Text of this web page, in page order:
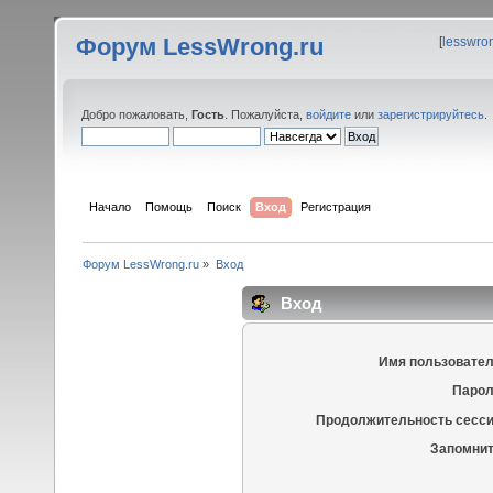
Форум LessWrong.ru [
Добро пожаловать, Гость . Пожалуйста, войдите или зарегистрируйтесь
Начало Помощь Поиск Вход Регистрация
Форум LessWrong.ru » Вход
Вход
Имя
Продолжительность